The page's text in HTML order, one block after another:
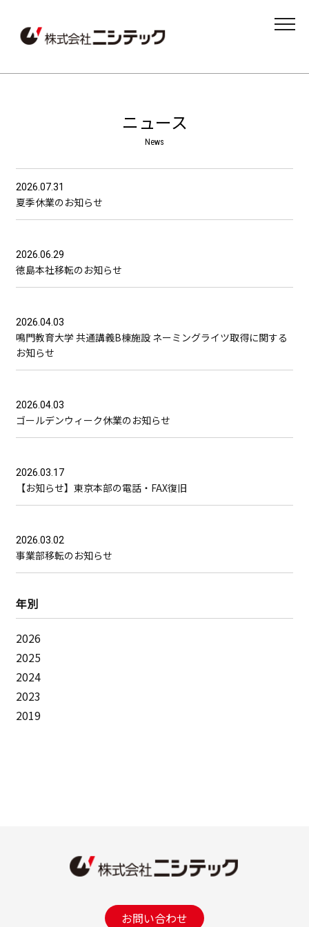
ニュース
2026.07.31
夏季休業のお知らせ
2026.06.29
徳島本社移転のお知らせ
2026.04.03
鳴門教育大学 共通講義B棟施設 ネーミングライツ取得に関する
お知らせ
2026.04.03
ゴールデンウィーク休業のお知らせ
2026.03.17
【お知らせ】東京本部の電話・FAX復旧
2026.03.02
事業部移転のお知らせ
年別
2026
2025
2024
2023
2019
お問い合わせ